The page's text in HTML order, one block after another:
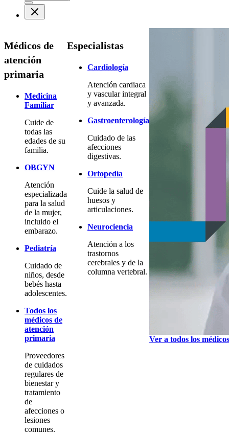
Médicos de
atención
primaria
Medicina
Familiar
Cuide de
todas las
edades de su
familia.
OBGYN
Atención
especializada
para la salud
de la mujer,
incluido el
embarazo.
Pediatría
Cuidado de
niños, desde
bebés hasta
adolescentes.
Todos los
médicos de
atención
primaria
Proveedores
de cuidados
regulares de
bienestar y
tratamiento
de
afecciones o
lesiones
comunes.
Especialistas
Cardiología
Atención cardiaca
y vascular integral
y avanzada.
Gastroenterología
Cuidado de las
afecciones
digestivas.
Ortopedía
Cuide la salud de
huesos y
articulaciones.
Neurociencia
Atención a los
trastornos
cerebrales y de la
columna vertebral.
Ver a todos los médicos